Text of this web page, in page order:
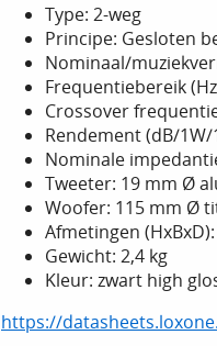
Type: 2-weg
Principe: Gesloten
Nominaal/
Frequentiebereik
Crossover
Rendement (dB/1W/
Nominale
Tweeter: 19 mm Ø
Woofer: 115 mm Ø
Afmetingen
Gewicht: 2,4 kg
Kleur: zwart high
https://